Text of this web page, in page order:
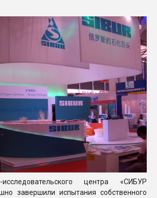
28.07.2026
ситуацией на
ПЕРЕЙТИ НА
центра «СИБУР
завершили испытания собственного